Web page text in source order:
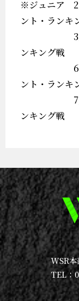
※ジュニア 2
ント・ランキ
3月31日
ンキング戦
6月16日
ント・ランキ
7月28日
ンキング戦
WSR
TEL：